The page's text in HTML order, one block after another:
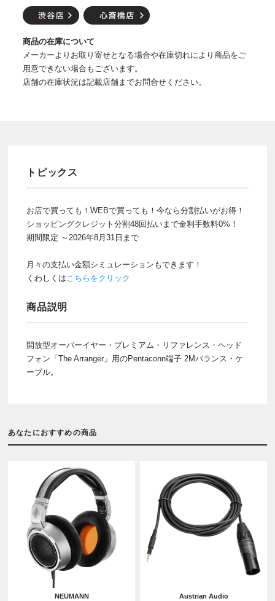
商品の在庫について
メーカーよりお取り寄せとなる場合や在庫切れにより商品をご
用意できない場合もございます。
店舗の在庫状況は記載店舗までお問合せください。
トピックス
お店で買っても！WEBで買っても！今なら分割払いがお得！
ショッピングクレジット分割48回払いまで金利手数料0%！
期間限定 ～2026年8月31日まで
月々の支払い金額シミュレーションもできます！
くわしくはこちらをクリック
商品説明
開放型オーバーイヤー・プレミアム・リファレンス・ヘッド
フォン「The Arranger」用のPentaconn端子 2Mバランス・ケ
ーブル。
あなたにおすすめの商品
NEUMANN
Austrian Audio